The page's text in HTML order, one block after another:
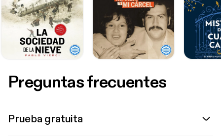
Preguntas frecuentes
Prueba gratuita